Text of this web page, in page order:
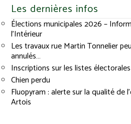
Les dernières infos
Élections municipales 2026 –
l’Intérieur
Les travaux rue Martin Tonnelier
annulés…
Inscriptions sur les listes électorales
Chien perdu
Fluopyram : alerte sur la qualité de
Artois